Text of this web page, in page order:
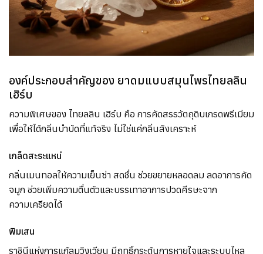
องค์ประกอบสำคัญของ ยาดมแบบสมุนไพรไทยลลิน​
เฮิร์บ​
ความพิเศษของ ไทยลลิน เฮิร์บ คือ การคัดสรรวัตถุดิบเกรดพรีเมียม
เพื่อให้ได้กลิ่นบำบัดที่แท้จริง ไม่ใช่แค่กลิ่นสังเคราะห์
เกล็ดสะระแหน่
กลิ่นเมนทอลให้ความเย็นซ่า สดชื่น ช่วยขยายหลอดลม ลดอาการคัด
จมูก ช่วยเพิ่มความตื่นตัวและบรรเทาอาการปวดศีรษะจาก
ความเครียดได้
พิมเสน
ราชินีแห่งการแก้ลมวิงเวียน มีฤทธิ์กระตุ้นการหายใจและระบบไหล